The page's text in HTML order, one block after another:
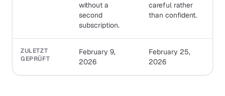
without a
second
subscription.
careful rather
than confident.
ZULETZT
GEPRÜFT
February 9,
2026
February 25,
2026